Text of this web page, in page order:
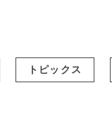
トピックス